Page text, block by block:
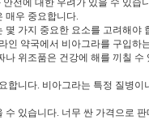
전에 대한 우려가 있을 수 있습
매우 중요합니다.
가지 중요한 요소를 고려해야
인 약국에서 비아그라를 구입
위조품은 건강에 해를 끼칠
합니다. 비아그라는 특정 질병
있습니다. 너무 싼 가격으로